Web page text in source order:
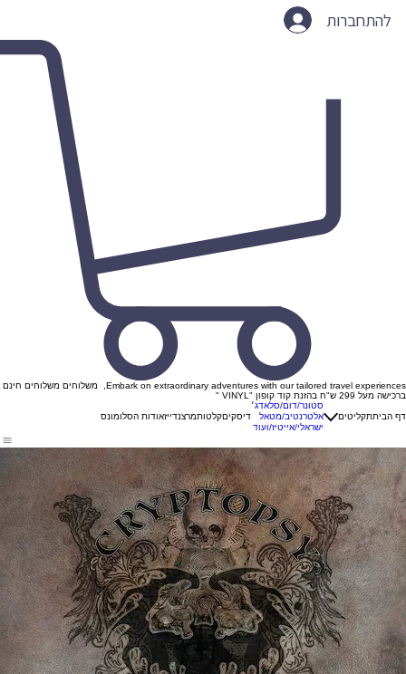
להתחברות
Embark on extraordinary adventures with our tailored travel experiences, משלוחים משלוחים חינם
ברכישה מעל 299 ש"ח בהזנת קוד קופון "VINYL "
דף הביתתקליטים
סטונר/דום/סלאדג׳
אלטרנטיב/מטאל
ישראלי/אייטיז/ועוד
דיסקיםקלטותמרצנדייזאודות הסלומונס